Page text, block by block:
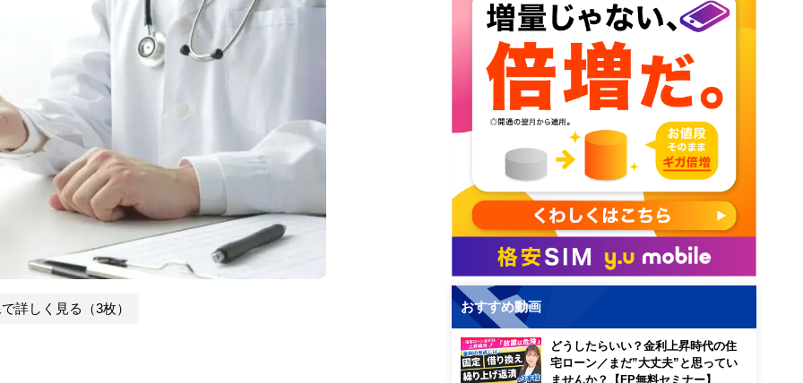
詳しく見る（3枚） おすすめ動画
どうしたらいい？金利上昇時代の住
宅ローン／まだ”大丈夫”と思ってい
ませんか？【FP無料セミナー】